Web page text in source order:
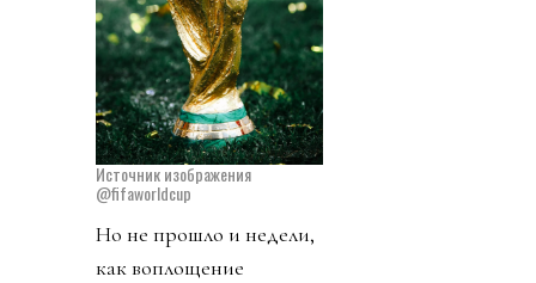
Источник изображения
@fifaworldcup
Но не прошло и недели,
как воплощение